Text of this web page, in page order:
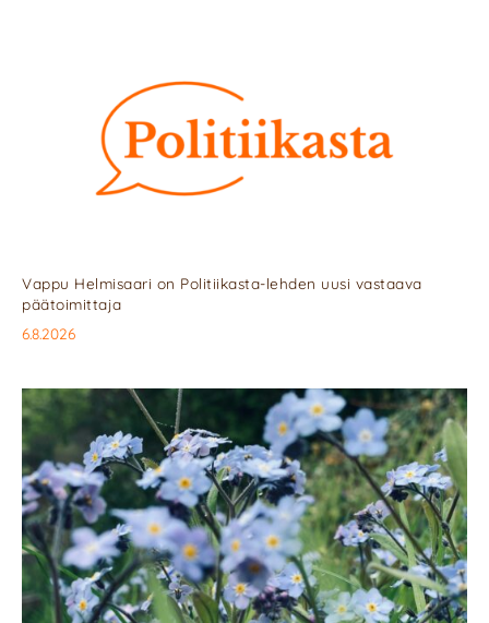
Vappu Helmisaari on Politiikasta-lehden uusi vastaava
päätoimittaja
6.8.2026